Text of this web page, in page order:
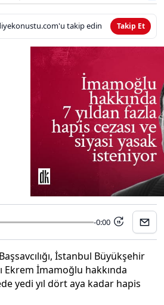
takip edin Takip Et
-0:00 15
İstanbul Büyükşehir
Ekrem İmamoğlu hakkında
yedi yıl dört aya kadar hapis